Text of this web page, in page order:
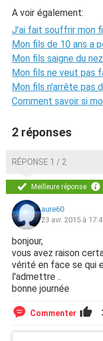
responsable de ma
lui a ressenti même si
souvenais pas de
Nous nous entendons
surtout quand je vois
est un père
conséquences de
moi même.
Alors toutes ces
veulent,devraient se
forcément de bonnes
A voir également:
J'ai fait souffrir mon
Mon fils de 10 ans a
Mon fils saigne du
Mon fils ne veut pas
Mon fils n'arrête pas
Comment savoir si
2 réponses
RÉPONSE 1 / 2
Meilleure réponse
aure60
23 avr. 2015 à
bonjour,
vous avez raison
vérité en face se qui
l'admettre ..
bonne journée
Commenter